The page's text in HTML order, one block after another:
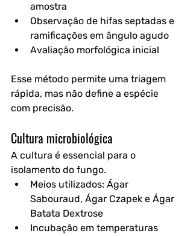
amostra
Observação de hifas septadas e
ramificações em ângulo agudo
Avaliação morfológica inicial
Esse método permite uma triagem
rápida, mas não define a espécie
com precisão.
Cultura microbiológica
A cultura é essencial para o
isolamento do fungo.
Meios utilizados: Ágar
Sabouraud, Ágar Czapek e Ágar
Batata Dextrose
Incubação em temperaturas